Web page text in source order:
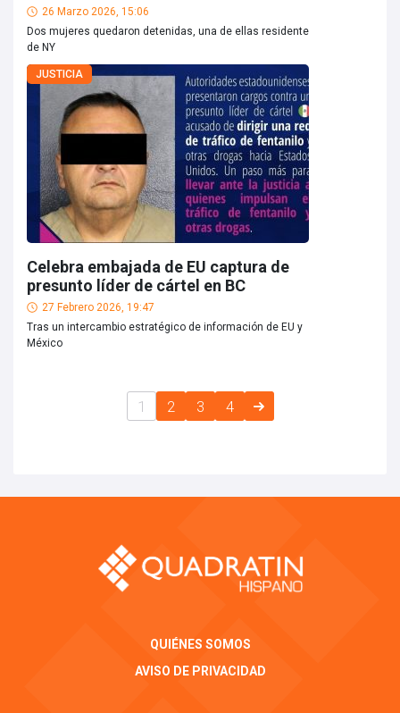
26 Marzo 2026, 15:06
Dos mujeres quedaron detenidas, una de ellas residente
de NY
JUSTICIA
Celebra embajada de EU captura de
presunto líder de cártel en BC
27 Febrero 2026, 19:47
Tras un intercambio estratégico de información de EU y
México
1 2 3 4
QUIÉNES SOMOS
AVISO DE PRIVACIDAD